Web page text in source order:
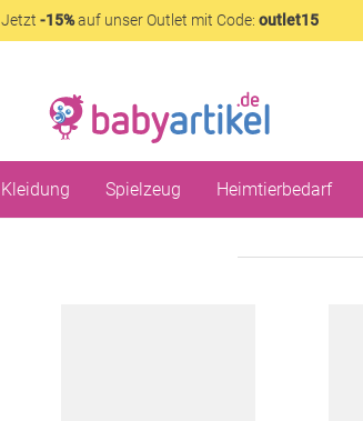
Jetzt -15%auf unser Outlet mit Code: outlet15
Kleidung Spielzeug Heimtierbedarf